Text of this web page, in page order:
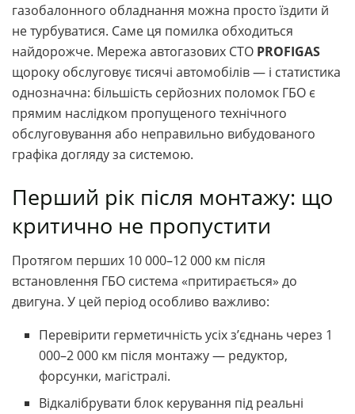
газобалонного обладнання можна просто їздити й
не турбуватися. Саме ця помилка обходиться
найдорожче. Мережа автогазових СТО PROFIGAS
щороку обслуговує тисячі автомобілів — і статистика
однозначна: більшість серйозних поломок ГБО є
прямим наслідком пропущеного технічного
обслуговування або неправильно вибудованого
графіка догляду за системою.
Перший рік після монтажу: що
критично не пропустити
Протягом перших 10 000–12 000 км після
встановлення ГБО система «притирається» до
двигуна. У цей період особливо важливо:
Перевірити герметичність усіх з’єднань через 1
000–2 000 км після монтажу — редуктор,
форсунки, магістралі.
Відкалібрувати блок керування під реальні